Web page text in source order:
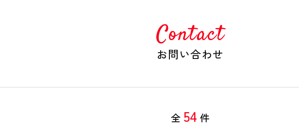
Contact
お問い合わせ
全 54 件